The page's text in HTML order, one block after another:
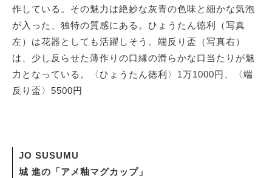
作している。その魅力は絶妙な灰青の色味と細かな気泡
が入った、独特の質感にある。ひょうたん徳利（写真
左）は花器としても活躍しそう。端反り盃（写真右）
は、少し反らせた薄作りの口縁の滑らかな口当たりが魅
力となっている。〈ひょうたん徳利〉1万1000円、〈端
反り盃〉5500円
JO SUSUMU
城 進の「アメ釉マグカップ」